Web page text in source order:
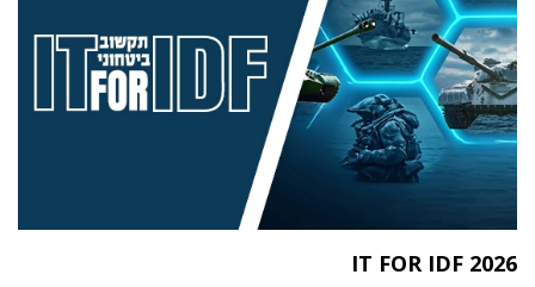
IT FOR IDF 2026